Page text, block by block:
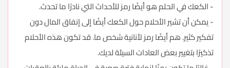
- الكعك في الحلم هو أيضًا رمز للأحداث التي نادرًا ما تحدث.
- يمكن أن تشير الأحلام حول الكعك أيضًا إلى إنفاق المال دون
تفكير كثير. هم أيضًا رمز لأنانية شخص ما. قد تكون هذه الأحلام
تذكيرًا بتغيير بعض العادات السيئة لديك.